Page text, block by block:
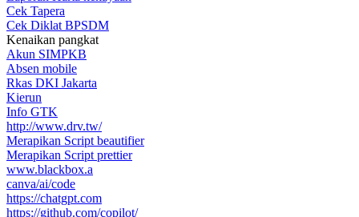
Cek Tapera
Cek Diklat BPSDM
Kenaikan pangkat
Akun SIMPKB
Absen mobile
Rkas DKI Jakarta
Kierun
Info GTK
http://www.drv.tw/
Merapikan Script beautifier
Merapikan Script prettier
www.blackbox.a
canva/ai/code
https://chatgpt.com
https://github.com/copilot/